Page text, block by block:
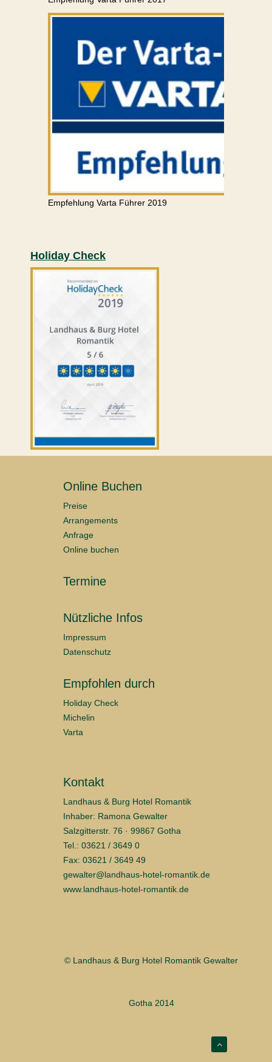
Empfehlung Varta Führer 2019
Holiday Check
Online Buchen
Preise
Arrangements
Anfrage
Online buchen
Termine
Nützliche Infos
Impressum
Datenschutz
Empfohlen durch
Holiday Check
Michelin
Varta
Kontakt
Landhaus & Burg Hotel Romantik
Inhaber: Ramona Gewalter
Salzgitterstr. 76 · 99867 Gotha
Tel.: 03621 / 3649 0
Fax: 03621 / 3649 49
gewalter@landhaus-hotel-romantik.de
www.landhaus-hotel-romantik.de
© Landhaus & Burg Hotel Romantik Gewalter
Gotha 2014